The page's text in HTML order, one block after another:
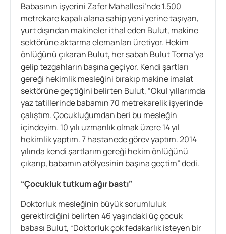
Babasının işyerini Zafer Mahallesi’nde 1.500
metrekare kapalı alana sahip yeni yerine taşıyan,
yurt dışından makineler ithal eden Bulut, makine
sektörüne aktarma elemanları üretiyor. Hekim
önlüğünü çıkaran Bulut, her sabah Bulut Torna’ya
gelip tezgahların başına geçiyor. Kendi şartları
gereği hekimlik mesleğini bırakıp makine imalat
sektörüne geçtiğini belirten Bulut, “Okul yıllarımda
yaz tatillerinde babamın 70 metrekarelik işyerinde
çalıştım. Çocukluğumdan beri bu mesleğin
içindeyim. 10 yılı uzmanlık olmak üzere 14 yıl
hekimlik yaptım. 7 hastanede görev yaptım. 2014
yılında kendi şartlarım gereği hekim önlüğünü
çıkarıp, babamın atölyesinin başına geçtim” dedi.
“Çocukluk tutkum ağır bastı”
Doktorluk mesleğinin büyük sorumluluk
gerektirdiğini belirten 46 yaşındaki üç çocuk
babası Bulut, “Doktorluk çok fedakarlık isteyen bir